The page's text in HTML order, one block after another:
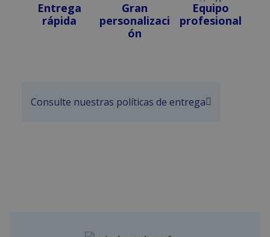
Entrega
rápida
Gran
personalizaci
ón
Equipo
profesional
Consulte nuestras políticas de entrega